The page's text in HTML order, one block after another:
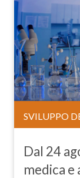
SVILUPPO
Dal 24
medica